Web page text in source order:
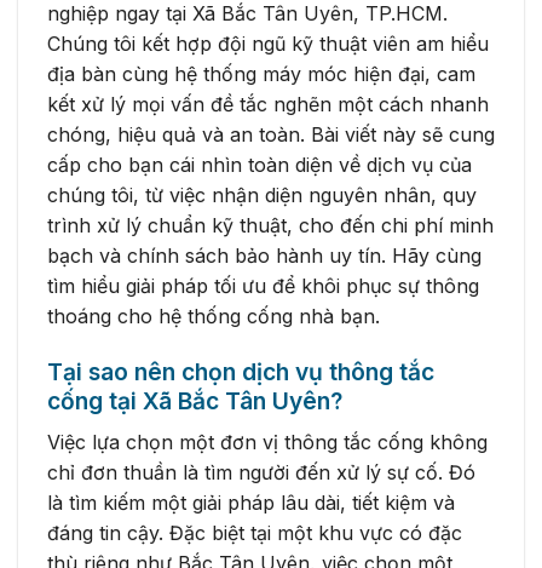
nghiệp ngay tại Xã Bắc Tân Uyên, TP.HCM.
Chúng tôi kết hợp đội ngũ kỹ thuật viên am hiểu
địa bàn cùng hệ thống máy móc hiện đại, cam
kết xử lý mọi vấn đề tắc nghẽn một cách nhanh
chóng, hiệu quả và an toàn. Bài viết này sẽ cung
cấp cho bạn cái nhìn toàn diện về dịch vụ của
chúng tôi, từ việc nhận diện nguyên nhân, quy
trình xử lý chuẩn kỹ thuật, cho đến chi phí minh
bạch và chính sách bảo hành uy tín. Hãy cùng
tìm hiểu giải pháp tối ưu để khôi phục sự thông
thoáng cho hệ thống cống nhà bạn.
Tại sao nên chọn dịch vụ thông tắc
cống tại Xã Bắc Tân Uyên?
Việc lựa chọn một đơn vị thông tắc cống không
chỉ đơn thuần là tìm người đến xử lý sự cố. Đó
là tìm kiếm một giải pháp lâu dài, tiết kiệm và
đáng tin cậy. Đặc biệt tại một khu vực có đặc
thù riêng như Bắc Tân Uyên, việc chọn một